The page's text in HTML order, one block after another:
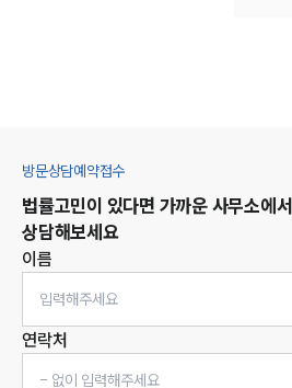
방문상담예약접수
법률고민이 있다면 가까운 사무소에서
상담해보세요
이름
연락처